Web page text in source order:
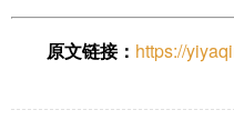
原文链接： https://